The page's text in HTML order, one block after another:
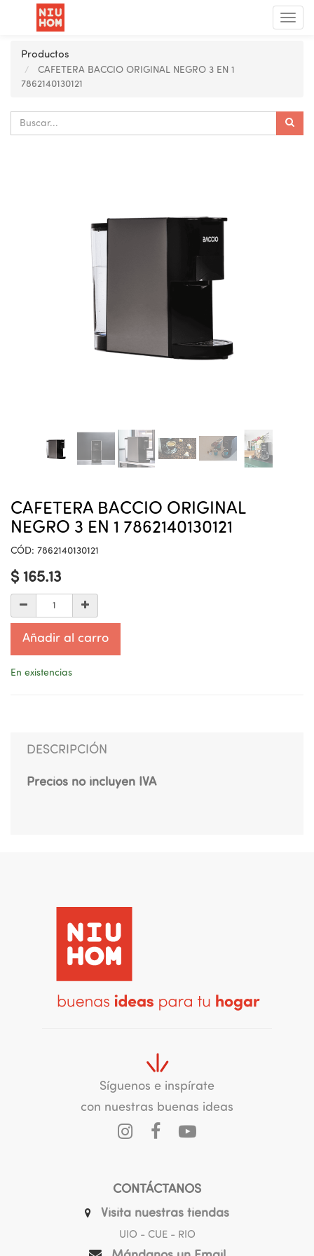
Menú
de
Productos
CAFETERA BACCIO ORIGINAL NEGRO 3 EN 1
7862140130121
CAFETERA BACCIO ORIGINAL
NEGRO 3 EN 1 7862140130121
CÓD: 7862140130121
$ 165.13
Añadir al carro
En existencias
DESCRIPCIÓN
Precios no incluyen IVA
Síguenos e inspírate
con nuestras buenas ideas
CONTÁCTANOS
Visita nuestras tiendas
UIO - CUE - RIO